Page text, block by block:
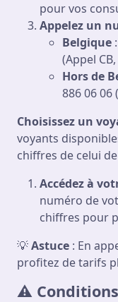
pour vos
Appelez un
Belgique
(Appel
Hors de
886 06 06
Choisissez un
voyants
chiffres de celui
Accédez à
numéro de
chiffres pour
💡Astuce : En
profitez de tarifs
⚠ Conditions